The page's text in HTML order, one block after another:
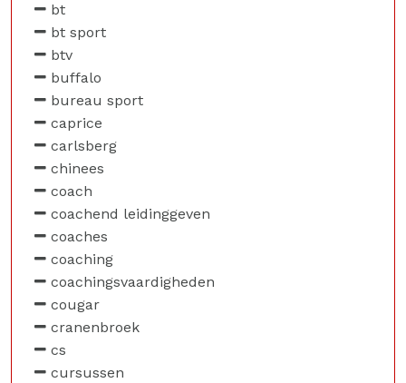
bt
bt sport
btv
buffalo
bureau sport
caprice
carlsberg
chinees
coach
coachend leidinggeven
coaches
coaching
coachingsvaardigheden
cougar
cranenbroek
cs
cursussen